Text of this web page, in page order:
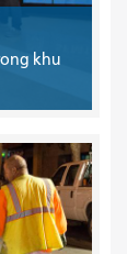
khu